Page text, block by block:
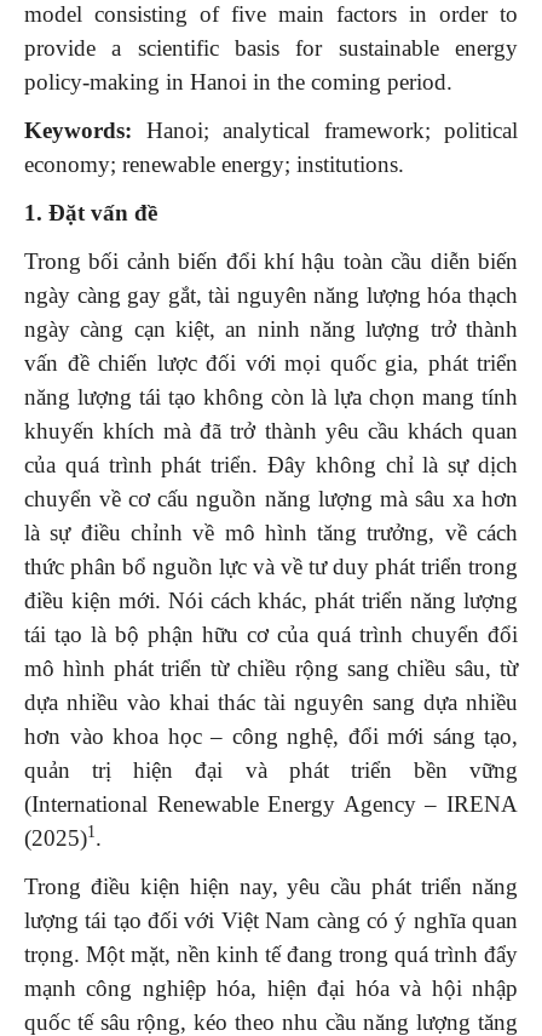
model consisting of five main factors in order to
provide a scientific basis for sustainable energy
policy-making in Hanoi in the coming period.
Keywords: Hanoi; analytical framework; political
economy; renewable energy; institutions.
1. Đặt vấn đề
Trong bối cảnh biến đổi khí hậu toàn cầu diễn biến
ngày càng gay gắt, tài nguyên năng lượng hóa thạch
ngày càng cạn kiệt, an ninh năng lượng trở thành
vấn đề chiến lược đối với mọi quốc gia, phát triển
năng lượng tái tạo không còn là lựa chọn mang tính
khuyến khích mà đã trở thành yêu cầu khách quan
của quá trình phát triển. Đây không chỉ là sự dịch
chuyển về cơ cấu nguồn năng lượng mà sâu xa hơn
là sự điều chỉnh về mô hình tăng trưởng, về cách
thức phân bổ nguồn lực và về tư duy phát triển trong
điều kiện mới. Nói cách khác, phát triển năng lượng
tái tạo là bộ phận hữu cơ của quá trình chuyển đổi
mô hình phát triển từ chiều rộng sang chiều sâu, từ
dựa nhiều vào khai thác tài nguyên sang dựa nhiều
hơn vào khoa học – công nghệ, đổi mới sáng tạo,
quản trị hiện đại và phát triển bền vững
(International Renewable Energy Agency – IRENA
(2025)1.
Trong điều kiện hiện nay, yêu cầu phát triển năng
lượng tái tạo đối với Việt Nam càng có ý nghĩa quan
trọng. Một mặt, nền kinh tế đang trong quá trình đẩy
mạnh công nghiệp hóa, hiện đại hóa và hội nhập
quốc tế sâu rộng, kéo theo nhu cầu năng lượng tăng